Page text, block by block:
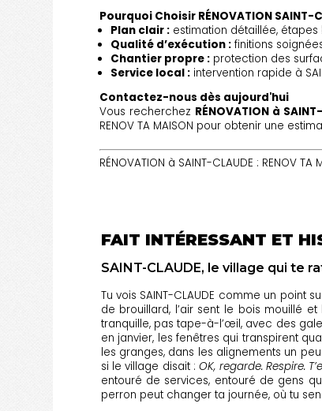
Pourquoi Choisir RÉNOVATION SAINT-
Plan clair :estimation détaillée,
Qualité d’exécution :finitions
Chantier propre :protection des
Service local :intervention rapide à
Contactez-nous dès aujourd'hui
Vous recherchez RÉNOVATION à
RENOV TA MAISON pour obtenir une
RÉNOVATION à SAINT-CLAUDE : RENOV
FAIT INTÉRESSANT ET
SAINT-CLAUDE, le village qui te
Tu vois SAINT-CLAUDE comme un point
de brouillard, l’air sent le bois mouillé
tranquille, pas tape-à-l’œil, avec des
en janvier, les fenêtres qui transpirent
les granges, dans les alignements un
si le village disait :OK, regarde. Respire.
entouré de services, entouré de gens
perron peut changer ta journée, où tu